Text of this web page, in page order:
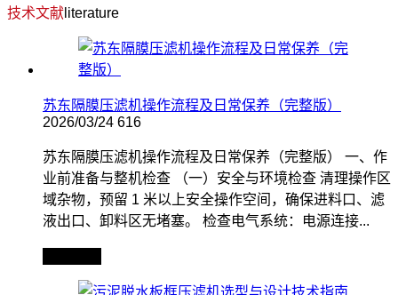
技术文献 literature
苏东隔膜压滤机操作流程及日常保养（完整版）
2026/03/24 616
苏东隔膜压滤机操作流程及日常保养（完整版） 一、作
业前准备与整机检查 （一）安全与环境检查 清理操作区
域杂物，预留 1 米以上安全操作空间，确保进料口、滤
液出口、卸料区无堵塞。 检查电气系统：电源连接...